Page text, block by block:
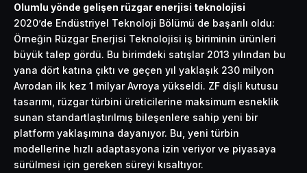
Olumlu yönde gelişen rüzgar enerjisi teknolojisi
2020’de Endüstriyel Teknoloji Bölümü de başarılı oldu:
Örneğin Rüzgar Enerjisi Teknolojisi iş biriminin ürünleri
büyük talep gördü. Bu birimdeki satışlar 2013 yılından bu
yana dört katına çıktı ve geçen yıl yaklaşık 230 milyon
Avrodan ilk kez 1 milyar Avroya yükseldi. ZF dişli kutusu
tasarımı, rüzgar türbini üreticilerine maksimum esneklik
sunan standartlaştırılmış bileşenlere sahip yeni bir
platform yaklaşımına dayanıyor. Bu, yeni türbin
modellerine hızlı adaptasyona izin veriyor ve piyasaya
sürülmesi için gereken süreyi kısaltıyor.